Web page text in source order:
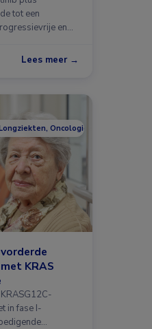
tot een
en
Lees meer →
Oncologie
KRAS
in fase I-